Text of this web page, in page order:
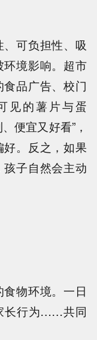
可负担性、吸
境影响。超市
品广告、校门
见的薯片与蛋
便宜又好看”，
。反之，如果
子自然会主动
物环境。一日
长行为……共同